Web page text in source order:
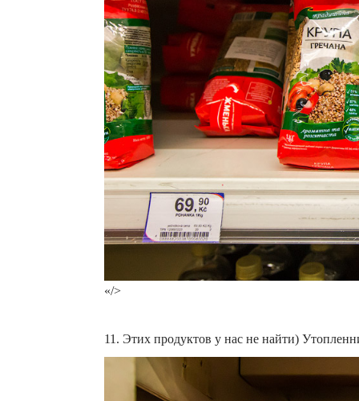
«/>
11. Этих продуктов у нас не найти)